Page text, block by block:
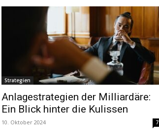
Strategien
Anlagestrategien der Milliardäre:
Ein Blick hinter die Kulissen
10. Oktober 2024 7